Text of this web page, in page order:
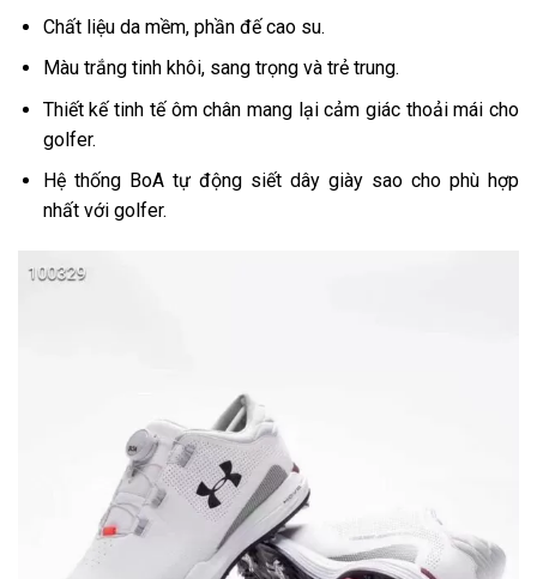
Chất liệu da mềm, phần đế cao su.
Màu trắng tinh khôi, sang trọng và trẻ trung.
Thiết kế tinh tế ôm chân mang lại cảm giác thoải mái cho
golfer.
Hệ thống BoA tự động siết dây giày sao cho phù hợp
nhất với golfer.